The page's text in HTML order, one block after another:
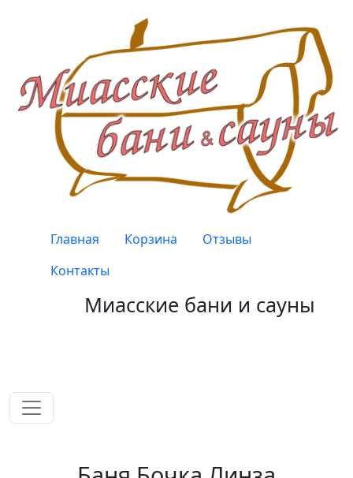
Верхнее меню
Главная Корзина
Отзывы
Контакты
Миасские бани и сауны